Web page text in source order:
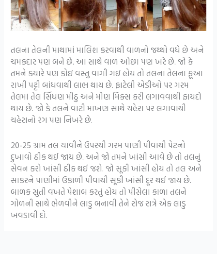
તલના તેલની માથામાં માલિશ કરવાથી વાળનો જથ્થો વધે છે અને
ચમકદાર પણ બને છે. આ સાથે વાળ ઓછા પણ ખરે છે. જો કે
તમને ક્યારે પણ કોઇ વસ્તુ વાગી ગઇ હોય તો તલના તેલના ફૂઆ
રાખી પટ્ટી બાંધવાથી લાભ થાય છે. ફાટેલી એડીઓ પર ગરમ
તેલમાં તેલ સિંધણ મીઠુ અને મીણ મિક્સ કરી લગાવવાથી ફાયદો
થાય છે. જો કે તલને વાટી માખણ સાથે ચહેરા પર લગાવાથી
ચહેરાનો રંગ પણ નિખરે છે.
20-25 ગ્રામ તલ ચાવીને ઉપરથી ગરમ પાણી પીવાથી પેટનો
દુખાવો ઠીક થઈ જાય છે. અને જો તમને ખાંસી આવે છે તો તલનું
સેવન કરો ખાંસી ઠીક થઈ જશે. જો સૂકી ખાંસી હોય તો તલ અને
સાકરને પાણીમાં ઉકાળી પીવાથી સૂકી ખાંસી દૂર થઈ જાય છે.
બાળક સુતી વખતે પેશાબ કરતું હોય તો પીસેલા કાળા તલને
ગોળની સાથે ભેળવીને લાડુ બનાવી તેને રોજ રાત્રે એક લાડુ
ખવડાવી દો.